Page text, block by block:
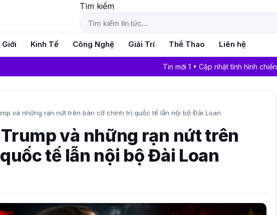
Tìm kiếm
Giới Kinh Tế Công Nghệ Giải Trí Thể Thao Liên hệ
Tin mới 1 • Cập nhật tình hình chiến sự mới nhất
và những rạn nứt trên bàn cờ chính trị quốc tế lẫn nội bộ Đài Loan
và những rạn nứt trên
tế lẫn nội bộ Đài Loan